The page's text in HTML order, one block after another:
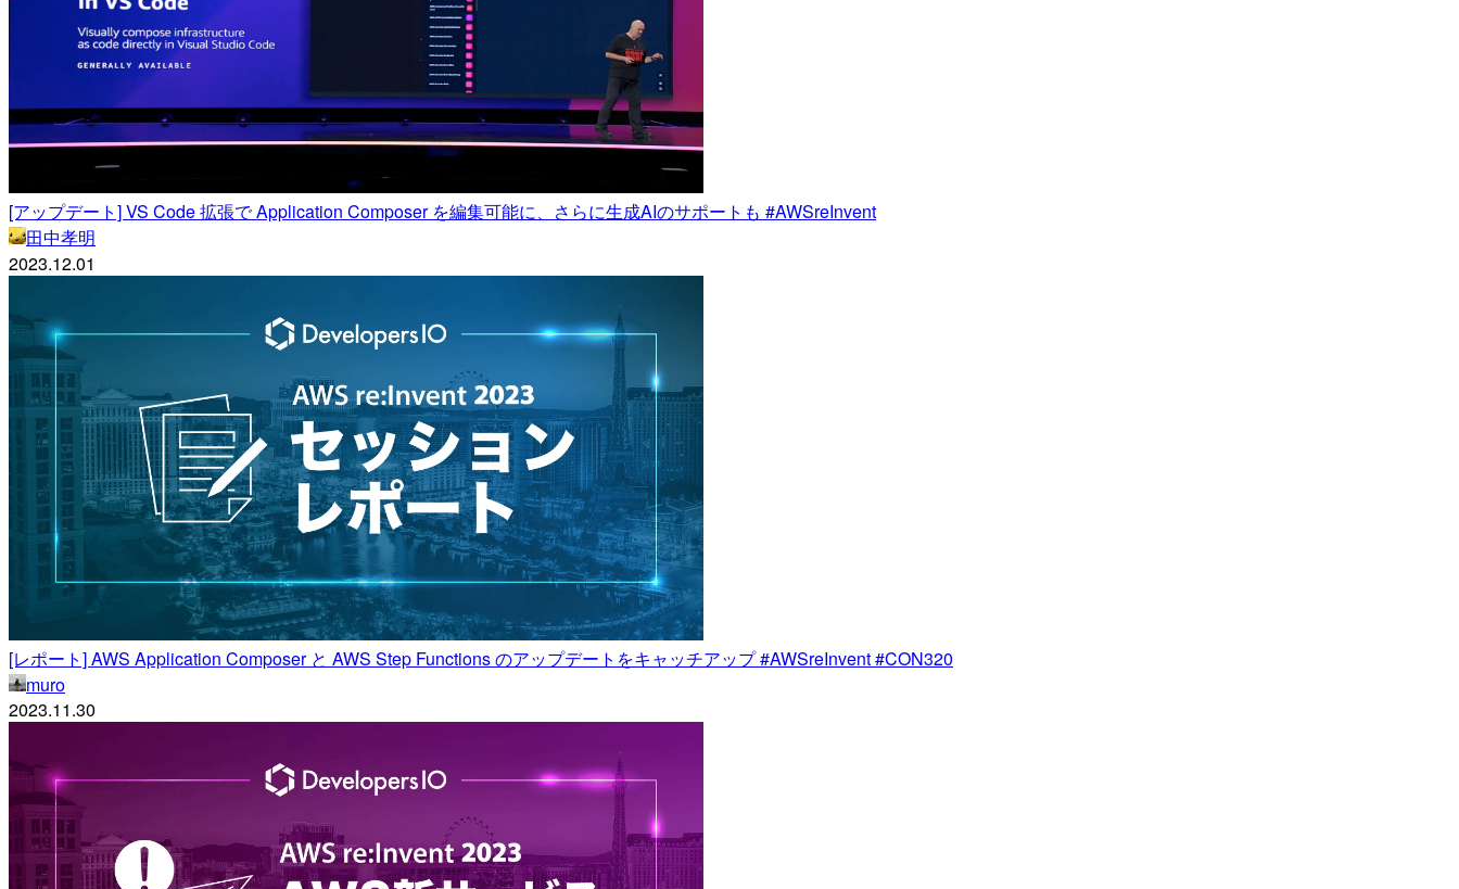
[アップデート] VS Code 拡張で Application Composer を編集可能に、さらに生成AIのサポートも #AWSreInvent
田中孝明
2023.12.01
[レポート] AWS Application Composer と AWS Step Functions のアップデートをキャッチアップ #AWSreInvent #CON320
muro
2023.11.30